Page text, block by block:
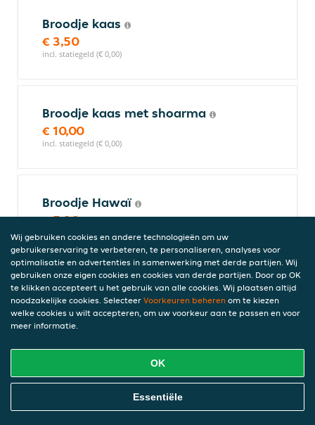
Broodje kaas
€ 3,50
incl. statiegeld (€ 0,00)
Broodje kaas met shoarma
€ 10,00
incl. statiegeld (€ 0,00)
Broodje Hawaï
€ 5,00
incl. statiegeld (€ 0,00)
Broodje shoarma met
champignons
€ 10,00
Broodje shoarma speciaal
€ 10,50
Online Eten Bestellen
Wij gebruiken cookies en andere technologieën om uw
gebruikerservaring te verbeteren, te personaliseren, analyses voor
optimalisatie en advertenties in samenwerking met derde partijen. Wij
gebruiken onze eigen cookies en cookies van derde partijen. Door op OK
te klikken accepteert u het gebruik van alle cookies. Wij plaatsen altijd
noodzakelijke cookies. Selecteer Voorkeuren beheren om te kiezen
welke cookies u wilt accepteren, om uw voorkeur aan te passen en voor
meer informatie.
OK
Essentiële